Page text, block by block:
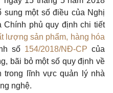
một số điều của Nghị
Chính phủ quy định chi tiết
lượng sản phẩm, hàng hóa
số 154/2018/NĐ-CP của
bãi bỏ một số quy định về
trong lĩnh vực quản lý nhà
nghệ.